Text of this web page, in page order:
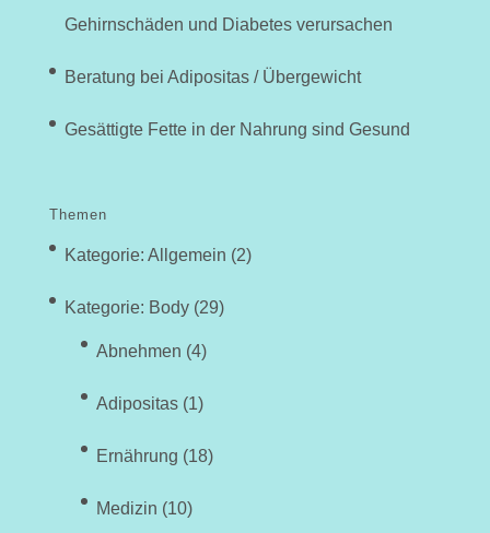
Gehirnschäden und Diabetes verursachen
Beratung bei Adipositas / Übergewicht
Gesättigte Fette in der Nahrung sind Gesund
Themen
Kategorie: Allgemein (2)
Kategorie: Body(29)
Abnehmen (4)
Adipositas(1)
Ernährung (18)
Medizin (10)